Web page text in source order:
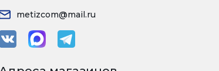
metizcom@mail.ru